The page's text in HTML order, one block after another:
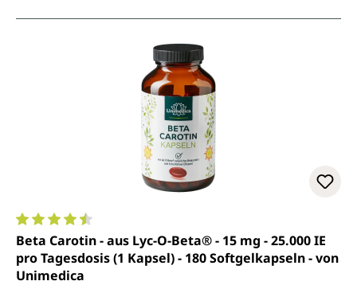
Durchschnittliche Bewertung von 4.6 von 5 Sternen
Beta Carotin - aus Lyc-O-Beta® - 15 mg - 25.000 IE
pro Tagesdosis (1 Kapsel) - 180 Softgelkapseln - von
Unimedica